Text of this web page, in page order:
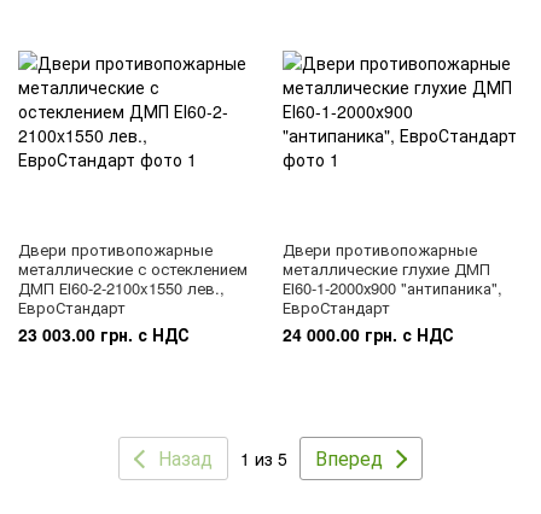
Двери противопожарные
металлические с остеклением
ДМП ЕІ60-2-2100x1550 лев.,
ЕвроСтандарт
23 003.00 грн. с НДС
Двери противопожарные
металлические глухие ДМП
ЕІ60-1-2000х900 "антипаника",
ЕвроСтандарт
24 000.00 грн. с НДС
Назад 1 из 5 Вперед